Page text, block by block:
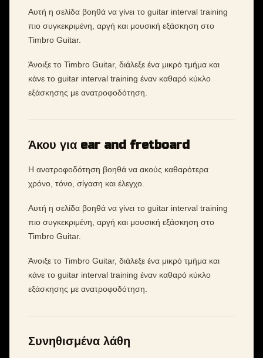
Αυτή η σελίδα βοηθά να γίνει το guitar interval training
πιο συγκεκριμένη, αργή και μουσική εξάσκηση στο
Timbro Guitar.
Άνοιξε το Timbro Guitar, διάλεξε ένα μικρό τμήμα και
κάνε το guitar interval training έναν καθαρό κύκλο
εξάσκησης με ανατροφοδότηση.
Άκου για ear and fretboard
Η ανατροφοδότηση βοηθά να ακούς καθαρότερα
χρόνο, τόνο, σίγαση και έλεγχο.
Αυτή η σελίδα βοηθά να γίνει το guitar interval training
πιο συγκεκριμένη, αργή και μουσική εξάσκηση στο
Timbro Guitar.
Άνοιξε το Timbro Guitar, διάλεξε ένα μικρό τμήμα και
κάνε το guitar interval training έναν καθαρό κύκλο
εξάσκησης με ανατροφοδότηση.
Συνηθισμένα λάθη